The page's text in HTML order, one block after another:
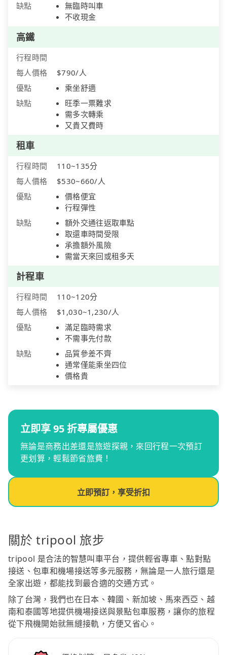
缺點
無臨時叫車
不收現金
高鐵
行程時間
每人價格
$790/人
優點
乘坐舒適
缺點
旺季一票難求
需多次轉乘
又貴又費時
租車
行程時間
110~135分
每人價格
$530~660/人
優點
價格便宜
行程彈性
缺點
額外交通往返取車點
取還車時間受限
承擔額外風險
需當天來回或租多天
計程車
行程時間
110~120分
每人價格
$1,030~1,230/人
優點
滿足臨時需求
不需事先付款
缺點
品質參差不齊
通常僅能乘坐四位
價格貴
立即享 95 折專屬優惠
無論是商務出差還是旅遊探親，來回行程一次預訂
更划算，輕鬆節省旅費！
立即預訂，享受折扣
關於 tripool 旅步
tripool 是合法的智慧叫車平台，提供輕省專車、點對點
接送、包車和機場接送等多元服務，無論是一人旅行還是
全家出遊，都能找到最合適的交通方式。
除了台灣，我們也在日本、韓國、新加坡、馬來西亞、越
南和泰國等地提供機場接送與景點包車服務，讓你的旅程
從下飛機開始就無縫接軌，方便又省心。